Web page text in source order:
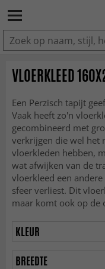
IN DE
VLOERKLEED
Een Perzisch tapijt
Vaak heeft zo'n
gecombineerd met
verkrijgen die wel het
vloerkleden hebben,
wat afwijken van de
vloerkleed een
sfeer verliest. Dit
maar komt ook op de
KLEUR
BREEDTE